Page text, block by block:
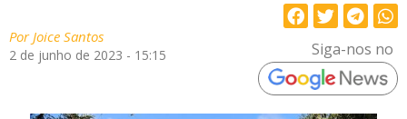
PorJoice Santos
2 de junho de 2023 - 15:15 Siga-nos no